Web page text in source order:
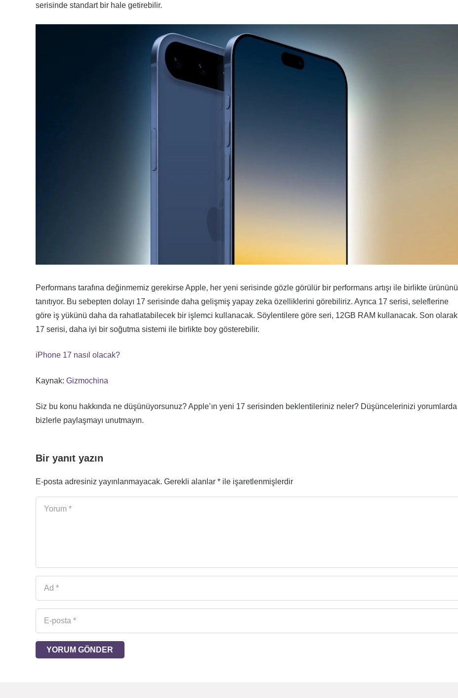
serisinde standart bir hale getirebilir.
Performans tarafına değinmemiz gerekirse Apple, her yeni serisinde gözle görülür bir performans artışı ile birlikte ürününü
tanıtıyor. Bu sebepten dolayı 17 serisinde daha gelişmiş yapay zeka özelliklerini görebiliriz. Ayrıca 17 serisi, seleflerine
göre iş yükünü daha da rahatlatabilecek bir işlemci kullanacak. Söylentilere göre seri, 12GB RAM kullanacak. Son olarak
17 serisi, daha iyi bir soğutma sistemi ile birlikte boy gösterebilir.
iPhone 17 nasıl olacak?
Kaynak: Gizmochina
Siz bu konu hakkında ne düşünüyorsunuz? Apple’ın yeni 17 serisinden beklentileriniz neler? Düşüncelerinizi yorumlarda
bizlerle paylaşmayı unutmayın.
Bir yanıt yazın
E-posta adresiniz yayınlanmayacak. Gerekli alanlar * ile işaretlenmişlerdir
YORUM GÖNDER